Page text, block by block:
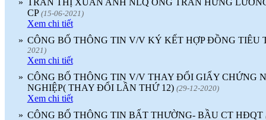
CP (15-06-2021)
Xem chi tiết
» CÔNG BỐ THÔNG TIN V/V KÝ KẾT HỢP ĐỒNG TIÊU
2021)
Xem chi tiết
» CÔNG BỐ THÔNG TIN V/V THAY ĐỔI GIẤY CHỨNG
NGHIỆP( THAY ĐỔI LẦN THỨ 12) (29-12-2020)
Xem chi tiết
» CÔNG BỐ THÔNG TIN BẤT THƯỜNG- BẦU CT HĐQT